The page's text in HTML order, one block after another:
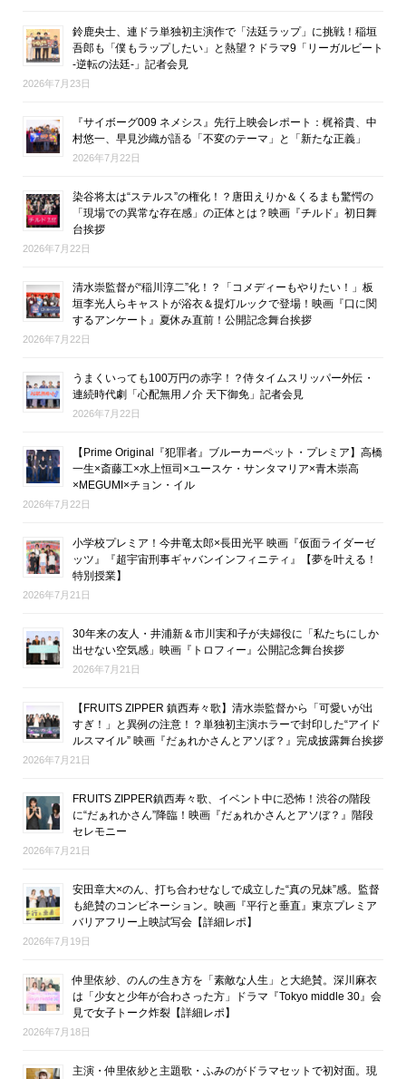
鈴鹿央士、連ドラ単独初主演作で「法廷ラップ」に挑戦！稲垣
吾郎も「僕もラップしたい」と熱望？ドラマ9「リーガルビート
-逆転の法廷-」記者会見
2026年7月23日
『サイボーグ009 ネメシス』先行上映会レポート：梶裕貴、中
村悠一、早見沙織が語る「不変のテーマ」と「新たな正義」
2026年7月22日
染谷将太は“ステルス”の権化！？唐田えりか＆くるまも驚愕の
「現場での異常な存在感」の正体とは？映画『チルド』初日舞
台挨拶
2026年7月22日
清水崇監督が“稲川淳二”化！？「コメディーもやりたい！」板
垣李光人らキャストが浴衣＆提灯ルックで登場！映画『口に関
するアンケート』夏休み直前！公開記念舞台挨拶
2026年7月22日
うまくいっても100万円の赤字！？侍タイムスリッパー外伝・
連続時代劇「心配無用ノ介 天下御免」記者会見
2026年7月22日
【Prime Original『犯罪者』ブルーカーペット・プレミア】高橋
一生×斎藤工×水上恒司×ユースケ・サンタマリア×青木崇高
×MEGUMI×チョン・イル
2026年7月22日
小学校プレミア！今井竜太郎×長田光平 映画『仮面ライダーゼ
ッツ』『超宇宙刑事ギャバンインフィニティ』【夢を叶える！
特別授業】
2026年7月21日
30年来の友人・井浦新＆市川実和子が夫婦役に「私たちにしか
出せない空気感」映画『トロフィー』公開記念舞台挨拶
2026年7月21日
【FRUITS ZIPPER 鎮西寿々歌】清水崇監督から「可愛いが出
すぎ！」と異例の注意！？単独初主演ホラーで封印した“アイド
ルスマイル” 映画『だぁれかさんとアソぼ？』完成披露舞台挨拶
2026年7月21日
FRUITS ZIPPER鎮西寿々歌、イベント中に恐怖！渋谷の階段
に“だぁれかさん”降臨！映画『だぁれかさんとアソぼ？』階段
セレモニー
2026年7月21日
安田章大×のん、打ち合わせなしで成立した“真の兄妹”感。監督
も絶賛のコンビネーション。映画『平行と垂直』東京プレミア
バリアフリー上映試写会【詳細レポ】
2026年7月19日
仲里依紗、のんの生き方を「素敵な人生」と大絶賛。深川麻衣
は「少女と少年が合わさった方」ドラマ『Tokyo middle 30』会
見で女子トーク炸裂【詳細レポ】
2026年7月18日
主演・仲里依紗と主題歌・ふみのがドラマセットで初対面。現